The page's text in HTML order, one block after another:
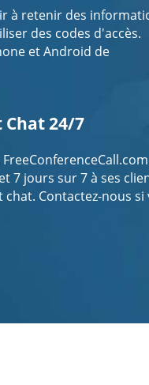
à retenir des
des codes d'accès.
et Android de
24/7
7 jours sur 7 à ses
Contactez-nous si